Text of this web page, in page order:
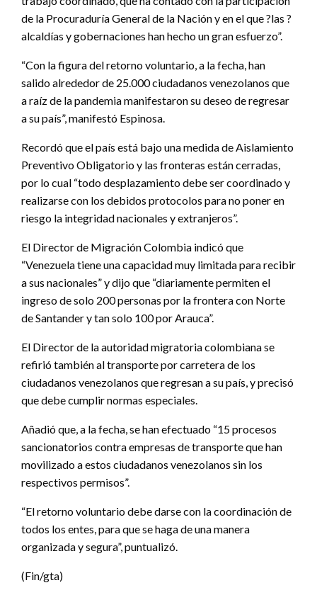
de la Procuraduría General de la Nación y en el que ?las ?
alcaldías y gobernaciones han hecho un gran esfuerzo”.
“Con la figura del retorno voluntario, a la fecha, han
salido alrededor de 25.000 ciudadanos venezolanos que
a raíz de la pandemia manifestaron su deseo de regresar
a su país”, manifestó Espinosa.
Recordó que el país está bajo una medida de Aislamiento
Preventivo Obligatorio y las fronteras están cerradas,
por lo cual “todo desplazamiento debe ser coordinado y
realizarse con los debidos protocolos para no poner en
riesgo la integridad nacionales y extranjeros”.
El Director de Migración Colombia indicó que
“Venezuela tiene una capacidad muy limitada para recibir
a sus nacionales” y dijo que “diariamente permiten el
ingreso de solo 200 personas por la frontera con Norte
de Santander y tan solo 100 por Arauca”.
El Director de la autoridad migratoria colombiana se
refirió también al transporte por carretera de los
ciudadanos venezolanos que regresan a su país, y precisó
que debe cumplir normas especiales.
Añadió que, a la fecha, se han efectuado “15 procesos
sancionatorios contra empresas de transporte que han
movilizado a estos ciudadanos venezolanos sin los
respectivos permisos”.
“El retorno voluntario debe darse con la coordinación de
todos los entes, para que se haga de una manera
organizada y segura”, puntualizó.
(Fin/gta)